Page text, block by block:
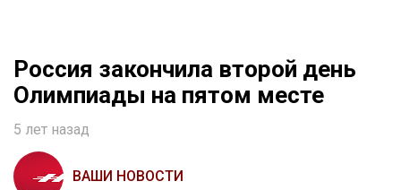
Россия закончила второй день
Олимпиады на пятом месте
5 лет назад
ВАШИ НОВОСТИ